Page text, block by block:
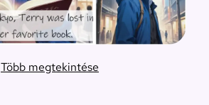
Több megtekintése